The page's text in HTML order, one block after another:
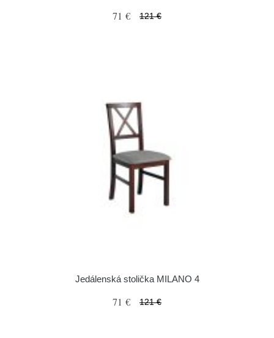
71 € 121 €
Jedálenská stolička MILANO 4
71 € 121 €